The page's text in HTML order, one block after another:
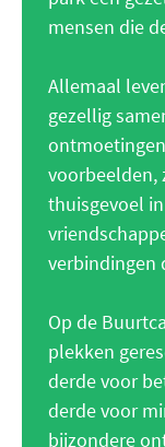
mensen die
Allemaal
gezellig
voorbeelden,
thuisgevoel
verbindingen
Op de
plekken
derde voor
derde voor
bijzondere